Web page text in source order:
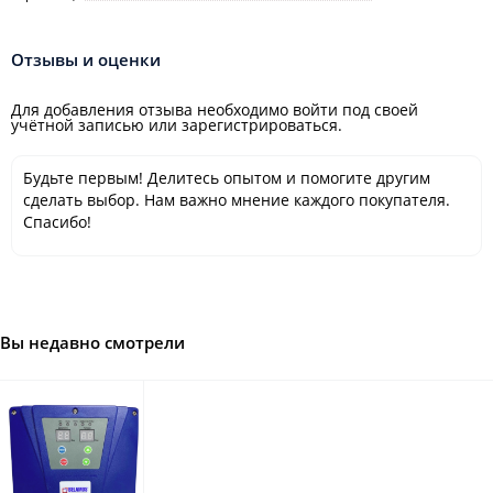
Отзывы и оценки
Для добавления отзыва необходимо войти под своей
учётной записью или зарегистрироваться.
Будьте первым! Делитесь опытом и помогите другим
сделать выбор. Нам важно мнение каждого покупателя.
Спасибо!
Вы недавно смотрели